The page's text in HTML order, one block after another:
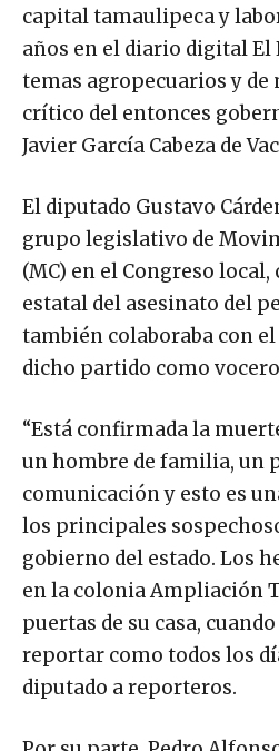
capital tamaulipeca y
años en el diario digital El
temas agropecuarios y de
crítico del entonces
Javier García Cabeza de
El diputado Gustavo
grupo legislativo de
(MC) en el Congreso
estatal del asesinato del
también colaboraba con
dicho partido como
“Está confirmada la
un hombre de familia, un
comunicación y esto es
los principales
gobierno del estado. Los
en la colonia Ampliación
puertas de su casa,
reportar como todos los
diputado a reporteros.